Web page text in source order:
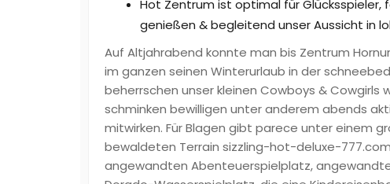
Hot Zentrum ist optimal für
genießen & begleitend unser Aussicht in
Auf Altjahrabend konnte man bis Zentrum
im ganzen seinen Winterurlaub in der
beherrschen unser kleinen Cowboys & Cowgirls
schminken bewilligen unter anderem abends
mitwirken. Für Blagen gibt parece unter einem
bewaldeten Terrain sizzling-hot-deluxe-
angewandten Abenteuerspielplatz,